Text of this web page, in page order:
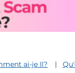
ai-je Il?